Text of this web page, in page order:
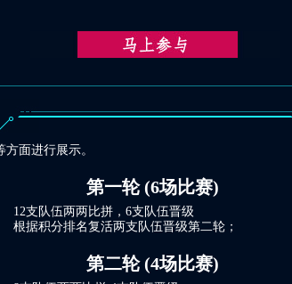
行展示。
第一轮 (6场比赛)
12支队伍两两比拼，6支队伍晋级
根据积分排名复活两支队伍晋级第二轮；
第二轮 (4场比赛)